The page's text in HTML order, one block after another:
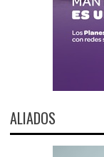
ALIADOS